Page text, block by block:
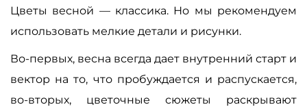
Цветы весной — классика. Но мы рекомендуем
использовать мелкие детали и рисунки.
Во-первых, весна всегда дает внутренний старт и
вектор на то, что пробуждается и распускается,
во-вторых, цветочные сюжеты раскрывают